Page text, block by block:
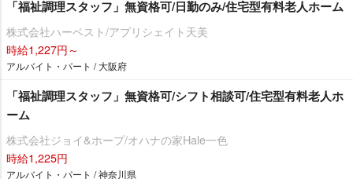
「福祉調理スタッフ」無資格可/日勤のみ/住宅型有料老人ホーム
株式会社ハーベスト/アプリシェイト天美
時給1,227円～
アルバイト・パート / 大阪府
「福祉調理スタッフ」無資格可/シフト相談可/住宅型有料老人ホ
ーム
株式会社ジョイ&ホープ/オハナの家Hale一色
時給1,225円
アルバイト・パート / 神奈川県